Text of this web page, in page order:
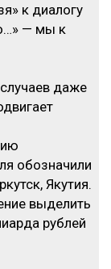
к диалогу
— мы к
даже
обозначили
Якутия.
выделить
рублей